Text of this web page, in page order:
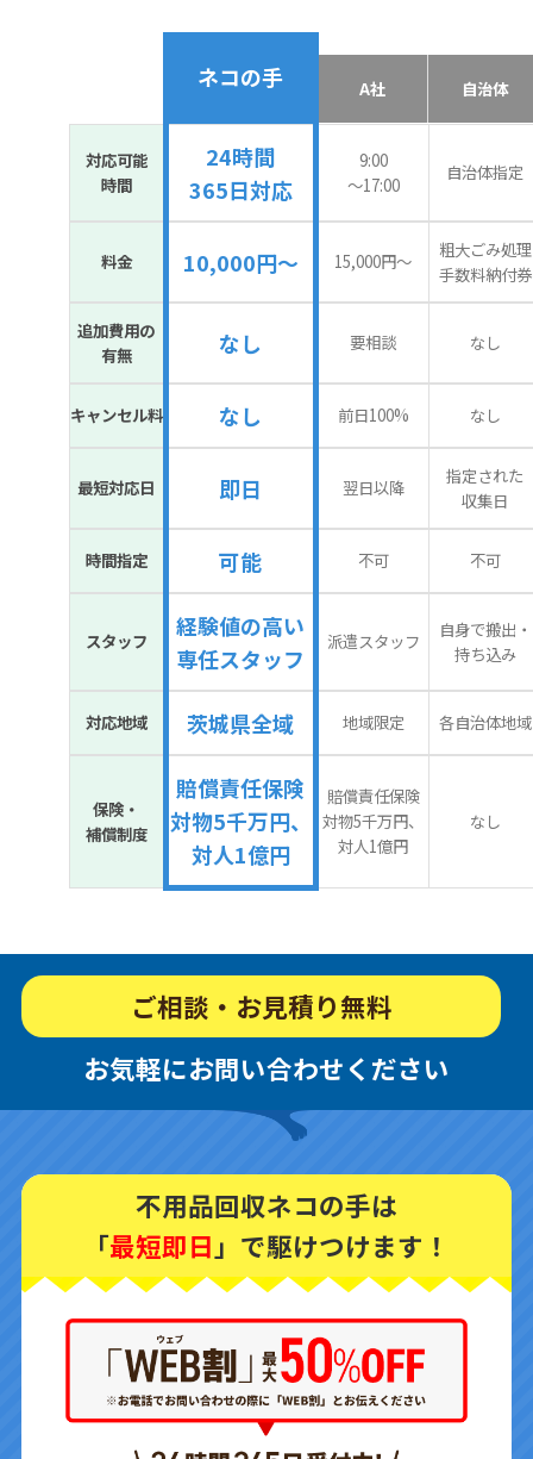
ネコの手 A社 自治体
対応可能
時間
24時間
365日対応
9:00
〜17:00
自治体指定
料金 10,000円～ 15,000円〜
粗大ごみ処理
手数料納付券
追加費用の
有無
なし 要相談 なし
キャンセル料 なし 前日100% なし
最短対応日 即日 翌日以降
指定された
収集日
時間指定 可能 不可 不可
スタッフ
経験値の高い
専任スタッフ
派遣スタッフ
自身で搬出・
持ち込み
対応地域 茨城県全域 地域限定 各自治体地域
保険・
補償制度
賠償責任保険
対物5千万円、
対人1億円
賠償責任保険
対物5千万円、
対人1億円
なし
ご相談・お見積り無料
お気軽にお問い合わせください
不用品回収ネコの手は
「最短即日 」で駆けつけます！